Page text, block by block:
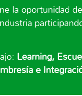
la oportunidad
Learning,
e